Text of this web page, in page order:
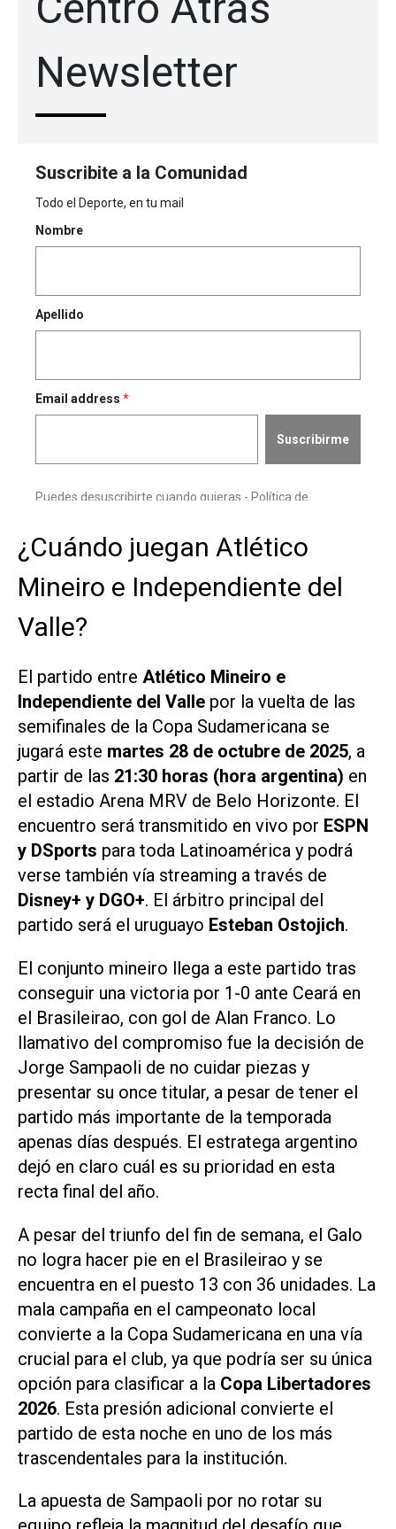
¿Cuándo juegan Atlético
Mineiro e Independiente del
Valle?
El partido entre Atlético Mineiro e
Independiente del Valle por la vuelta de las
semifinales de la Copa Sudamericana se
jugará este martes 28 de octubre de 2025, a
partir de las 21:30 horas (hora argentina) en
el estadio Arena MRV de Belo Horizonte. El
encuentro será transmitido en vivo por ESPN
y DSports para toda Latinoamérica y podrá
verse también vía streaming a través de
Disney+ y DGO+. El árbitro principal del
partido será el uruguayo Esteban Ostojich.
El conjunto mineiro llega a este partido tras
conseguir una victoria por 1-0 ante Ceará en
el Brasileirao, con gol de Alan Franco. Lo
llamativo del compromiso fue la decisión de
Jorge Sampaoli de no cuidar piezas y
presentar su once titular, a pesar de tener el
partido más importante de la temporada
apenas días después. El estratega argentino
dejó en claro cuál es su prioridad en esta
recta final del año.
A pesar del triunfo del fin de semana, el Galo
no logra hacer pie en el Brasileirao y se
encuentra en el puesto 13 con 36 unidades. La
mala campaña en el campeonato local
convierte a la Copa Sudamericana en una vía
crucial para el club, ya que podría ser su única
opción para clasificar a la Copa Libertadores
2026. Esta presión adicional convierte el
partido de esta noche en uno de los más
trascendentales para la institución.
La apuesta de Sampaoli por no rotar su